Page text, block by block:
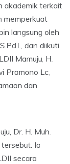
akademik terkait
memperkuat
langsung oleh
dan diikuti
Mamuju, H.
Pramono Lc,
dan
Dr. H. Muh.
Ia
secara